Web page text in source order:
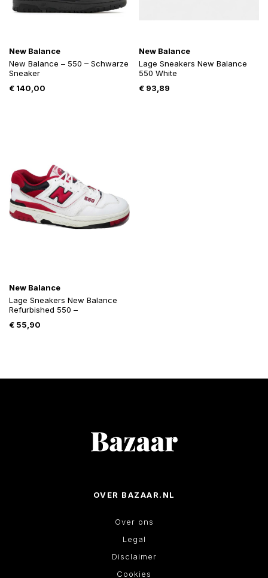
New Balance
New Balance – 550 – Schwarze
Sneaker
€ 140,00
New Balance
Lage Sneakers New Balance
550 White
€93,89
New Balance
Lage Sneakers New Balance
Refurbished 550 –
€ 55,90
OVER BAZAAR.NL
Over ons
Legal
Disclaimer
Cookies